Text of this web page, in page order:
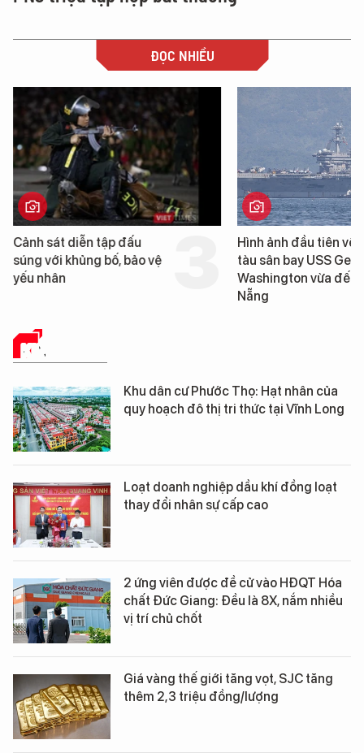
ĐỌC NHIỀU
Cảnh sát diễn tập đấu
súng với khủng bố, bảo vệ
yếu nhân
Hình ảnh đầu tiên về
tàu sân bay USS
Washington vừa đến
Nẵng
KINH TẾ SỐ
Khu dân cư Phước Thọ: Hạt nhân của
quy hoạch đô thị tri thức tại Vĩnh Long
Loạt doanh nghiệp dầu khí đồng loạt
thay đổi nhân sự cấp cao
2 ứng viên được đề cử vào HĐQT Hóa
chất Đức Giang: Đều là 8X, nắm nhiều
vị trí chủ chốt
Giá vàng thế giới tăng vọt, SJC tăng
thêm 2,3 triệu đồng/lượng